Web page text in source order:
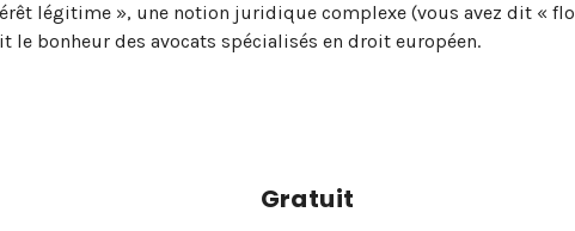
légitime », une notion juridique complexe (vous avez dit «
le bonheur des avocats spécialisés en droit européen.
Gratuit